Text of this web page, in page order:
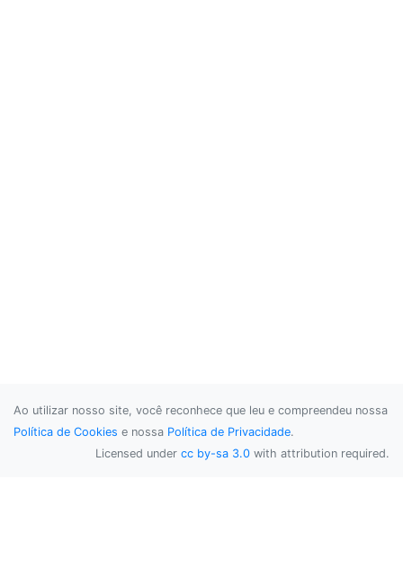
Ao utilizar nosso site, você reconhece que leu e compreendeu nossa
Política de Cookies e nossa Política de Privacidade.
Licensed under cc by-sa 3.0 with attribution required.